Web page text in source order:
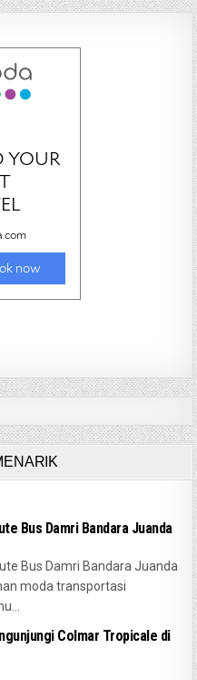
Bus Damri Bandara Juanda
Bus Damri Bandara Juanda
moda transportasi
Colmar Tropicale di